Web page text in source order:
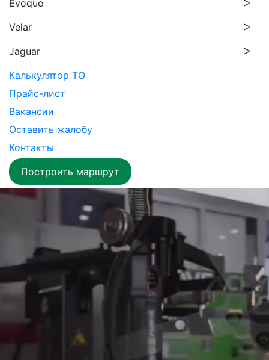
Evoque
Velar
Jaguar
Калькулятор ТО
Прайс-лист
Вакансии
Оставить жалобу
Контакты
Построить маршрут